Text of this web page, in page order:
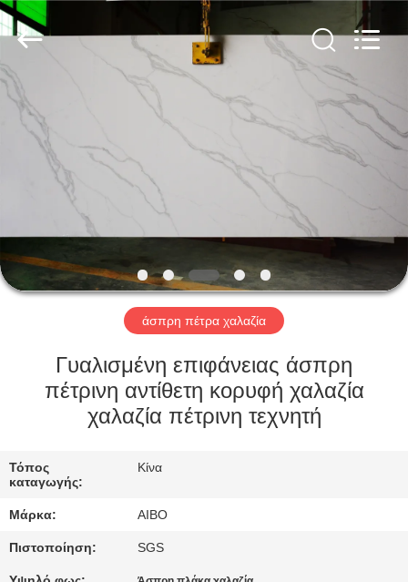
ΣΠΊΤΙ
ΠΡΟΪΌΝΤΑ
ΠΕΡΊΠΟΥ
ΕΜΕΊΣ
ΓΎΡΟΣ
ΕΡΓΟΣΤΑΣΊΩΝ
ΠΟΙΟΤΙΚΌΣ
ΈΛΕΓΧΟΣ
ΜΑΣ
ΕΛΆΤΕ
ΕΠΑΦΉ
AIBO
New
Material
Technology
CO.,Ltd.
Rights
Reserved.
άσπρη πέτρα χαλαζία
Γυαλισμένη επιφάνειας άσπρη
πέτρινη αντίθετη κορυφή χαλαζία
χαλαζία πέτρινη τεχνητή
Τόπος
καταγωγής:
Κίνα
Μάρκα: AIBO
Πιστοποίηση: SGS